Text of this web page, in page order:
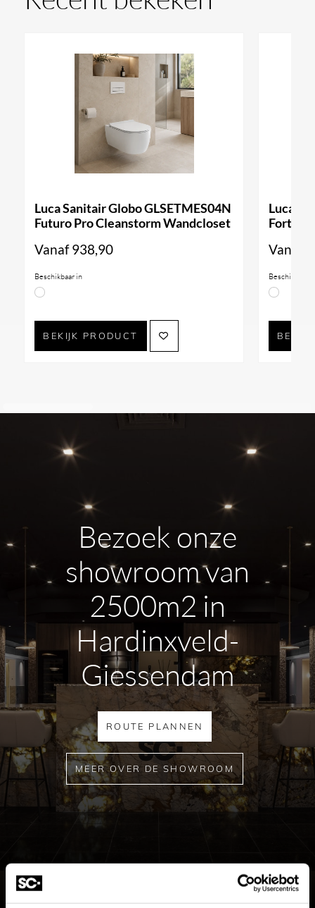
Luca Sanitair Globo GLSETMES04N
Futuro Pro Cleanstorm Wandcloset
Vanaf938,90
Beschikbaar in
BEKIJK PRODUCT
Luca
Forty3
Vanaf
Beschikbaar
Bezoek onze
showroom van
2500m2 in
Hardinxveld-
Giessendam
ROUTE PLANNEN
MEER OVER DE SHOWROOM